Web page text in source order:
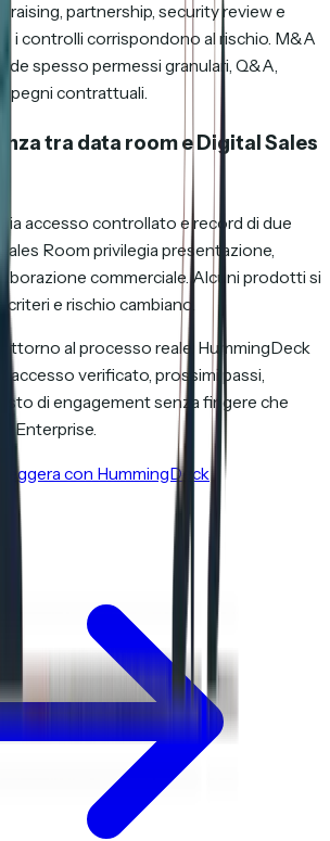
partnership, security review e
i controlli corrispondono al rischio. M&A
spesso permessi granulari, Q&A,
contrattuali.
tra data room e Digital Sales
accesso controllato e record di due
Room privilegia presentazione,
commerciale. Alcuni prodotti si
e rischio cambiano.
al processo reale. HummingDeck
accesso verificato, prossimi passi,
di engagement senza fingere che
Enterprise.
con HummingDeck